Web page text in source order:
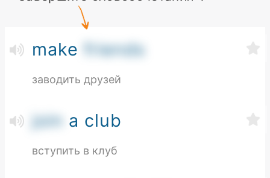
make friends
заводить друзей
join a club
вступить в клуб